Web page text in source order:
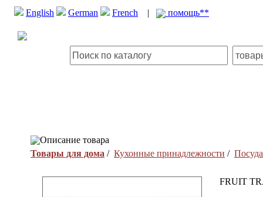
English German French | помощь**
Описание товара
Товары для дома / Кухонные принадлежности /
FRUIT